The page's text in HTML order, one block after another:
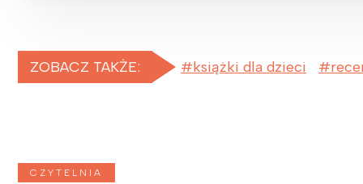
ZOBACZ TAKŻE: książki dla dzieci
CZYTELNIA